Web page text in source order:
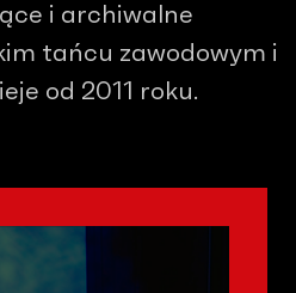
i archiwalne
tańcu zawodowym i
od 2011 roku.